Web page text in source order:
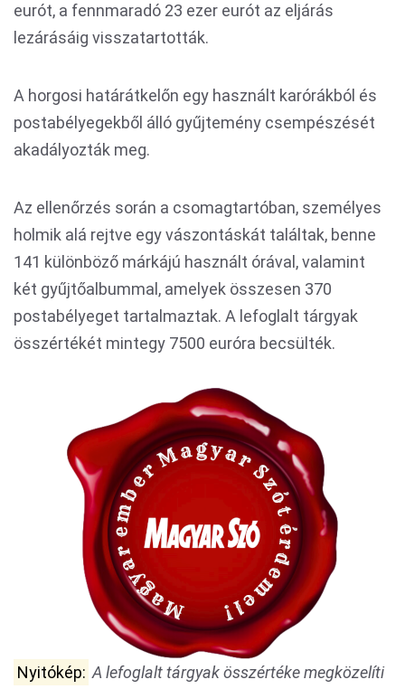
eurót, a fennmaradó 23 ezer eurót az eljárás
lezárásáig visszatartották.
A horgosi határátkelőn egy használt karórákból és
postabélyegekből álló gyűjtemény csempészését
akadályozták meg.
Az ellenőrzés során a csomagtartóban, személyes
holmik alá rejtve egy vászontáskát találtak, benne
141 különböző márkájú használt órával, valamint
két gyűjtőalbummal, amelyek összesen 370
postabélyeget tartalmaztak. A lefoglalt tárgyak
összértékét mintegy 7500 euróra becsülték.
Nyitókép: A lefoglalt tárgyak összértéke megközelíti